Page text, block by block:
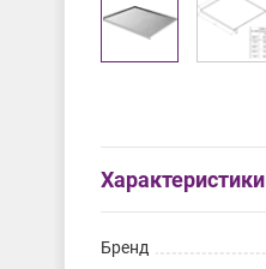
Характеристики
Бренд